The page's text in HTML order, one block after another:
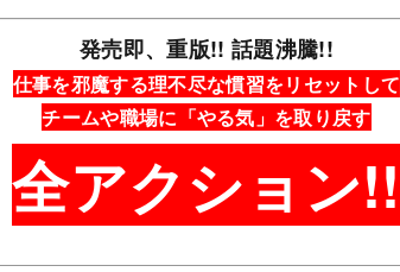
発売即、重版!! 話題沸騰!!
仕事を邪魔する理不尽な慣習をリセットして
チームや職場に「やる気」を取り戻す
全アクション!!